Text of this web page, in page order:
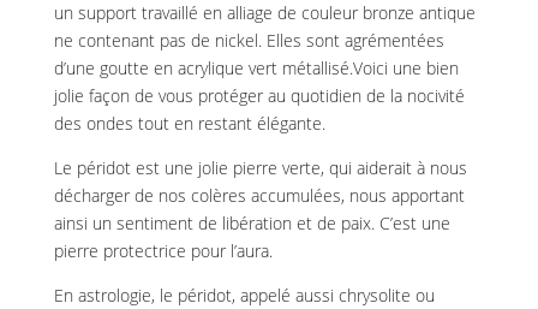
un support travaillé en alliage de couleur bronze antique
ne contenant pas de nickel. Elles sont agrémentées
d’une goutte en acrylique vert métallisé.Voici une bien
jolie façon de vous protéger au quotidien de la nocivité
des ondes tout en restant élégante.
Le péridot est une jolie pierre verte, qui aiderait à nous
décharger de nos colères accumulées, nous apportant
ainsi un sentiment de libération et de paix. C’est une
pierre protectrice pour l’aura.
En astrologie, le péridot, appelé aussi chrysolite ou